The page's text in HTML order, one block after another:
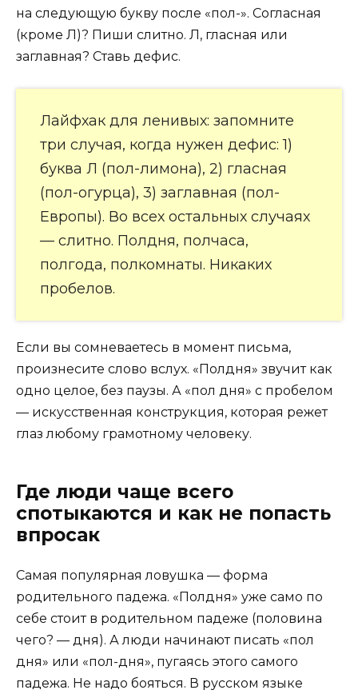
на следующую букву после «пол-». Согласная
(кроме Л)? Пиши слитно. Л, гласная или
заглавная? Ставь дефис.
Лайфхак для ленивых: запомните
три случая, когда нужен дефис: 1)
буква Л (пол-лимона), 2) гласная
(пол-огурца), 3) заглавная (пол-
Европы). Во всех остальных случаях
— слитно. Полдня, полчаса,
полгода, полкомнаты. Никаких
пробелов.
Если вы сомневаетесь в момент письма,
произнесите слово вслух. «Полдня» звучит как
одно целое, без паузы. А «пол дня» с пробелом
— искусственная конструкция, которая режет
глаз любому грамотному человеку.
Где люди чаще всего
спотыкаются и как не попасть
впросак
Самая популярная ловушка — форма
родительного падежа. «Полдня» уже само по
себе стоит в родительном падеже (половина
чего? — дня). А люди начинают писать «пол
дня» или «пол-дня», пугаясь этого самого
падежа. Не надо бояться. В русском языке